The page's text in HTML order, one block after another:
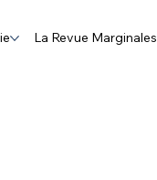
La Revue Marginales